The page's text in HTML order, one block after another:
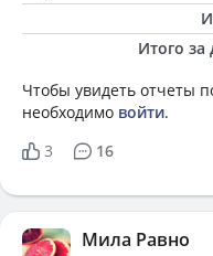
Итого за
Чтобы увидеть отчеты
необходимо войти.
3
16
Мила Равно